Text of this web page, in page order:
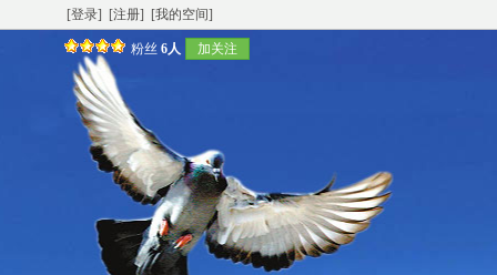
[登录] [注册] [我的空间]
粉丝 6人 加关注